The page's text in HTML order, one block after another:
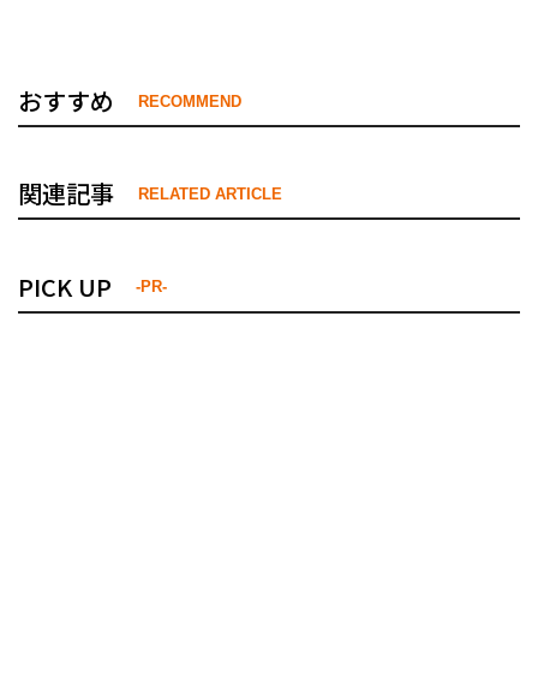
おすすめ RECOMMEND
関連記事 RELATED ARTICLE
PICK UP -PR-